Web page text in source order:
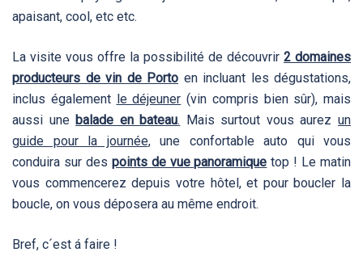
apaisant, cool, etc etc.
La visite vous offre la possibilité de découvrir 2 domaines
producteurs de vin de Porto en incluant les dégustations,
inclus également le déjeuner (vin compris bien sûr), mais
aussi une balade en bateau. Mais surtout vous aurezun
guide pour la journée, une confortable auto qui vous
conduira sur des points de vue panoramique top ! Le matin
vous commencerez depuis votre hôtel, et pour boucler la
boucle, on vous déposera au même endroit.
Bref, c´est á faire !